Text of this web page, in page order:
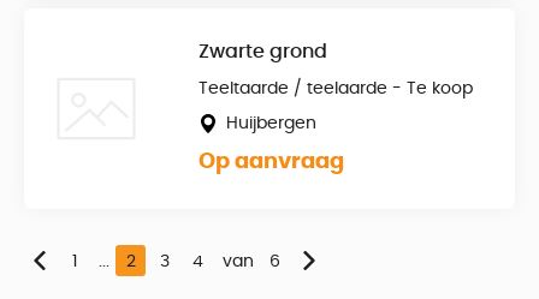
Zwarte grond
Teeltaarde / teelaarde - Te koop
Huijbergen
Op aanvraag
... 2 3 4 van 6